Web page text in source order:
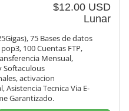
$12.00 USD
Lunar
75 Bases de datos
100 Cuentas FTP,
Mensual,
Softaculous
activacion
Asistencia Tecnica Via E-
Garantizado.